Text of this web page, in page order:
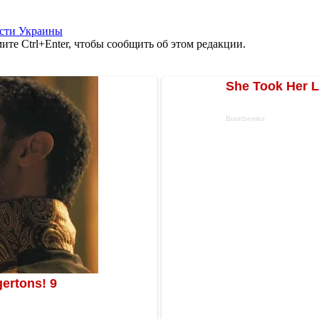
Украины
Ctrl+Enter, чтобы сообщить об этом редакции.